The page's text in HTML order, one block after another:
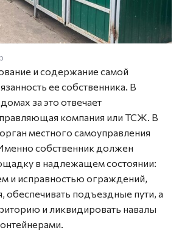
и содержание самой
ее собственника. В
за это отвечает
компания или ТСЖ. В
местного самоуправления
собственник должен
в надлежащем состоянии:
и исправностью ограждений,
обеспечивать подъездные пути, а
и ликвидировать навалы